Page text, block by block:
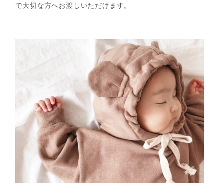
で大切な方へお渡しいただけます。